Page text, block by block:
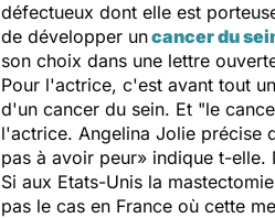
défectueux dont elle est
de développer uncancer du
son choix dans une lettre
Pour l'actrice, c'est avant tout
d'un cancer du sein. Et "le
l'actrice. Angelina Jolie précise
pas à avoir peur» indique t-elle.
Si aux Etats-Unis la
pas le cas en France où cette